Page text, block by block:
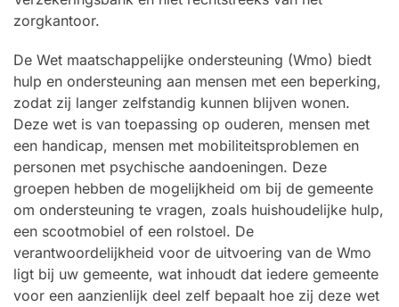
zorgkantoor.
De Wet maatschappelijke ondersteuning (Wmo) biedt
hulp en ondersteuning aan mensen met een beperking,
zodat zij langer zelfstandig kunnen blijven wonen.
Deze wet is van toepassing op ouderen, mensen met
een handicap, mensen met mobiliteitsproblemen en
personen met psychische aandoeningen. Deze
groepen hebben de mogelijkheid om bij de gemeente
om ondersteuning te vragen, zoals huishoudelijke hulp,
een scootmobiel of een rolstoel. De
verantwoordelijkheid voor de uitvoering van de Wmo
ligt bij uw gemeente, wat inhoudt dat iedere gemeente
voor een aanzienlijk deel zelf bepaalt hoe zij deze wet